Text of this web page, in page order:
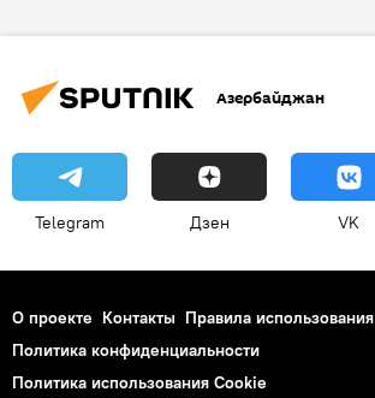
Заплыв
ПервенствоАзербайджан
Telegram Дзен VK
О проекте Контакты Правила использования
Политика конфиденциальности
Политика использования Cookie